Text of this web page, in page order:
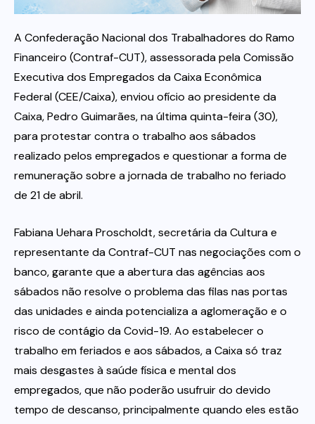
Itau
Financeiras e Cooperativas
A Confederação Nacional dos Trabalhadores do Ramo
Financeiro (Contraf-CUT), assessorada pela Comissão
Executiva dos Empregados da Caixa Econômica
Federal (CEE/Caixa), enviou ofício ao presidente da
Caixa, Pedro Guimarães, na última quinta-feira (30),
para protestar contra o trabalho aos sábados
realizado pelos empregados e questionar a forma de
remuneração sobre a jornada de trabalho no feriado
de 21 de abril.
Fabiana Uehara Proscholdt, secretária da Cultura e
representante da Contraf-CUT nas negociações com o
banco, garante que a abertura das agências aos
sábados não resolve o problema das filas nas portas
das unidades e ainda potencializa a aglomeração e o
risco de contágio da Covid-19. Ao estabelecer o
trabalho em feriados e aos sábados, a Caixa só traz
mais desgastes à saúde física e mental dos
empregados, que não poderão usufruir do devido
tempo de descanso, principalmente quando eles estão